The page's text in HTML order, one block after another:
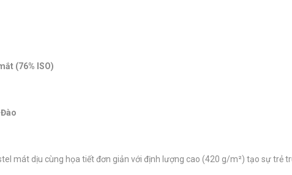
(76% ISO)
mát dịu cùng họa tiết đơn giản với định lượng cao (420 g/m²) tạo sự trẻ